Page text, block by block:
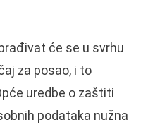
će se u svrhu
za posao, i to
uredbe o zaštiti
podataka nužna